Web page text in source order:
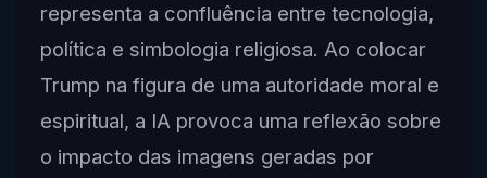
representa a confluência entre tecnologia,
política e simbologia religiosa. Ao colocar
Trump na figura de uma autoridade moral e
espiritual, a IA provoca uma reflexão sobre
o impacto das imagens geradas por